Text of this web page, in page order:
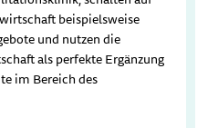
beispielsweise
und nutzen die
als perfekte Ergänzung
im Bereich des